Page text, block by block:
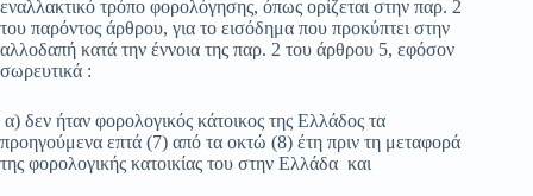
εναλλακτικό τρόπο φορολόγησης, όπως ορίζεται στην παρ. 2
του παρόντος άρθρου, για το εισόδημα που προκύπτει στην
αλλοδαπή κατά την έννοια της παρ. 2 του άρθρου 5, εφόσον
σωρευτικά :
α) δεν ήταν φορολογικός κάτοικος της Ελλάδος τα
προηγούμενα επτά (7) από τα οκτώ (8) έτη πριν τη μεταφορά
της φορολογικής κατοικίας του στην Ελλάδα και